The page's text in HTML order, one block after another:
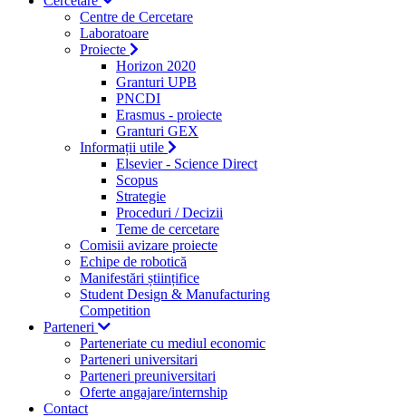
Centre de Cercetare
Laboratoare
Proiecte
Horizon 2020
Granturi UPB
PNCDI
Erasmus - proiecte
Granturi GEX
Informații utile
Elsevier - Science Direct
Scopus
Strategie
Proceduri / Decizii
Teme de cercetare
Comisii avizare proiecte
Echipe de robotică
Manifestări științifice
Student Design & Manufacturing
Competition
Parteneri
Parteneriate cu mediul economic
Parteneri universitari
Parteneri preuniversitari
Oferte angajare/internship
Contact